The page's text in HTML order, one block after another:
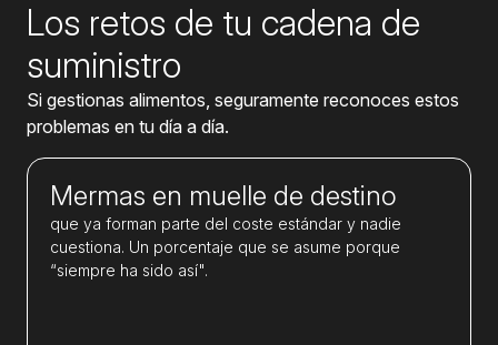
Los retos de tu cadena de
suministro
Si gestionas alimentos, seguramente reconoces estos
problemas en tu día a día.
Mermas en muelle de destino
que ya forman parte del coste estándar y nadie
cuestiona. Un porcentaje que se asume porque
“siempre ha sido así".